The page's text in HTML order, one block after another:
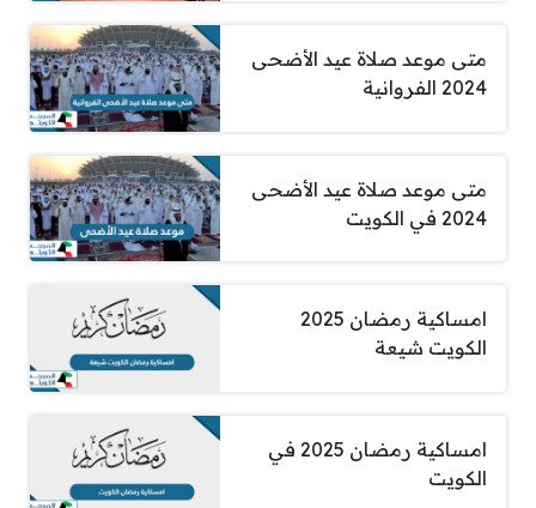
متى موعد صلاة عيد الأضحى
2024 الفروانية
متى موعد صلاة عيد الأضحى
2024 في الكويت
امساكية رمضان 2025
الكويت شيعة
امساكية رمضان 2025 في
الكويت